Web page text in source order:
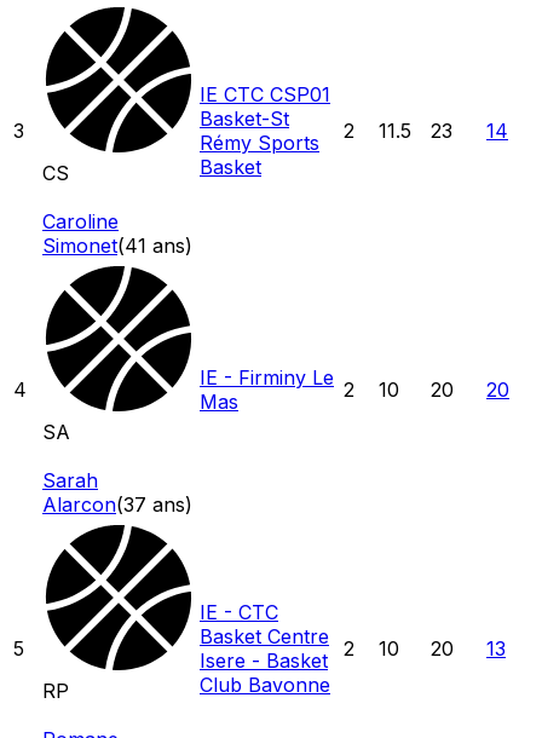
3
CS
Caroline
Simonet(41 ans)
IE CTC CSP01
Basket-St
Rémy Sports
Basket
2 11.5 23 14
4
SA
Sarah
Alarcon(37 ans)
IE - Firminy Le
Mas
2 10 20 20
5
RP
IE - CTC
Basket Centre
Isere - Basket
Club Bavonne
2 10 20 13